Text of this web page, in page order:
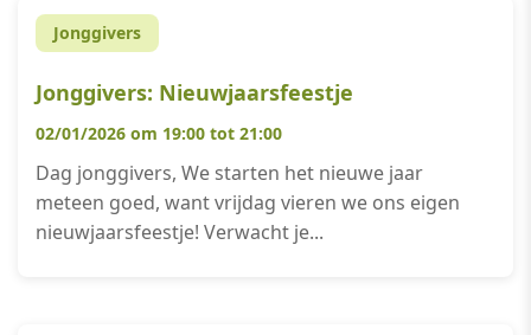
Jonggivers
Jonggivers: Nieuwjaarsfeestje
02/01/2026 om 19:00 tot 21:00
Dag jonggivers, We starten het nieuwe jaar
meteen goed, want vrijdag vieren we ons eigen
nieuwjaarsfeestje! Verwacht je...